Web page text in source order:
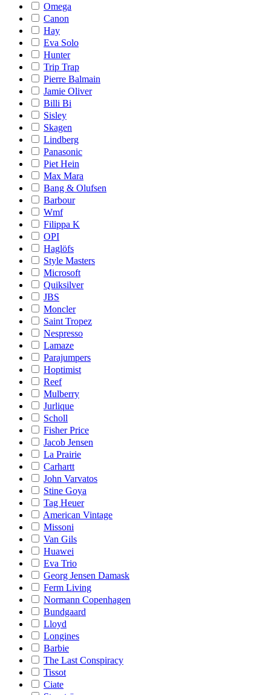
Omega
Canon
Hay
Eva Solo
Hunter
Trip Trap
Pierre Balmain
Jamie Oliver
Billi Bi
Sisley
Skagen
Lindberg
Panasonic
Piet Hein
Max Mara
Bang & Olufsen
Barbour
Wmf
Filippa K
OPI
Haglöfs
Style Masters
Microsoft
Quiksilver
JBS
Moncler
Saint Tropez
Nespresso
Lamaze
Parajumpers
Hoptimist
Reef
Mulberry
Jurlique
Scholl
Fisher Price
Jacob Jensen
La Prairie
Carhartt
John Varvatos
Stine Goya
Tag Heuer
American Vintage
Missoni
Van Gils
Huawei
Eva Trio
Georg Jensen Damask
Ferm Living
Normann Copenhagen
Bundgaard
Lloyd
Longines
Barbie
The Last Conspiracy
Tissot
Ciate